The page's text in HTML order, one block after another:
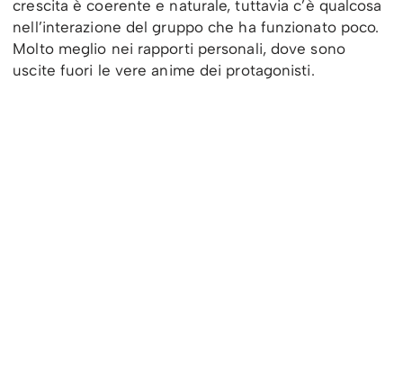
crescita è coerente e naturale, tuttavia c’è qualcosa
nell’interazione del gruppo che ha funzionato poco.
Molto meglio nei rapporti personali, dove sono
uscite fuori le vere anime dei protagonisti.